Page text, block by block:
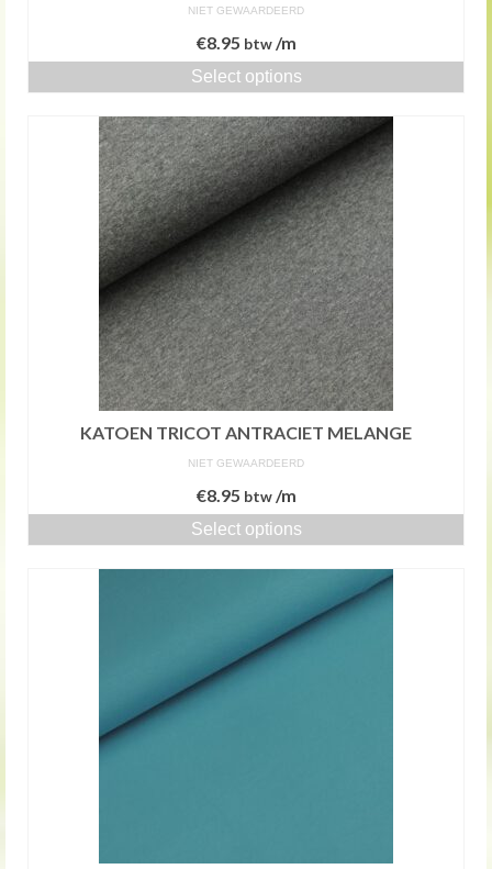
NIET GEWAARDEERD
€8.95 btw/m
Select options
KATOEN TRICOT ANTRACIET MELANGE
NIET GEWAARDEERD
€8.95 btw/m
Select options